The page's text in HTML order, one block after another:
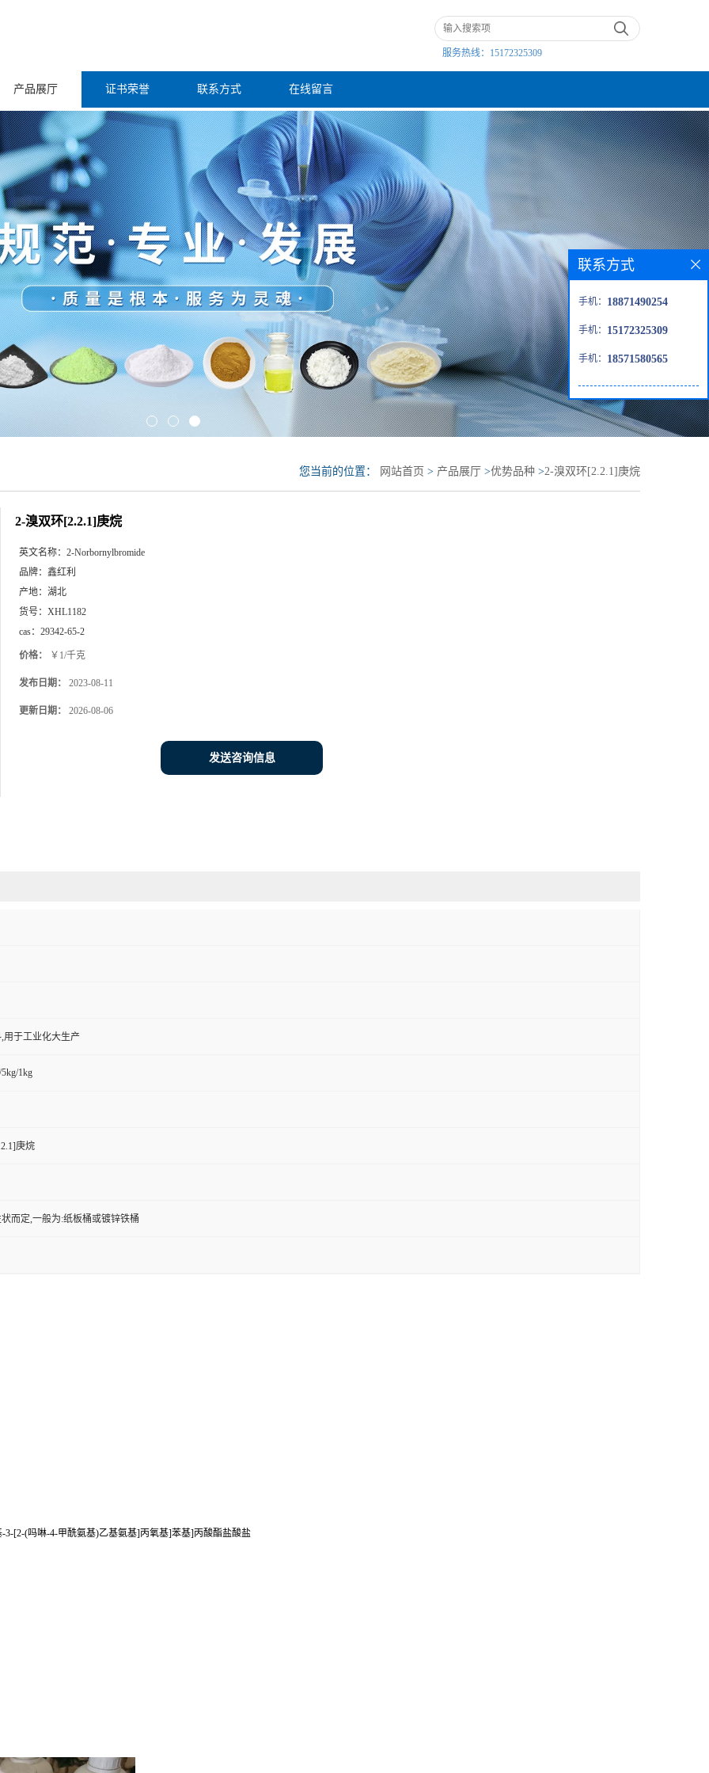
服务热线： 15172325309
产品展厅 证书荣誉 联系方式 在线留言
您当前的位置： 网站首页 > 产品展厅 >优势品种 >2-溴双环[2.2.1]庚烷
2-溴双环[2.2.1]庚烷
英文名称： 2-Norbornylbromide
品牌： 鑫红利
产地： 湖北
货号： XHL1182
cas： 29342-65-2
价格： ￥1/千克
发布日期： 2023-08-11
更新日期： 2026-08-06
发送咨询信息
用于工业化大生产
1kg
庚烷
而定,一般为:纸板桶或镀锌铁桶
3-[2-(吗啉-4-甲酰氨基)乙基氨基]丙氧基]苯基]丙酸酯盐酸盐
联系方式
手机： 18871490254
手机： 15172325309
手机： 18571580565